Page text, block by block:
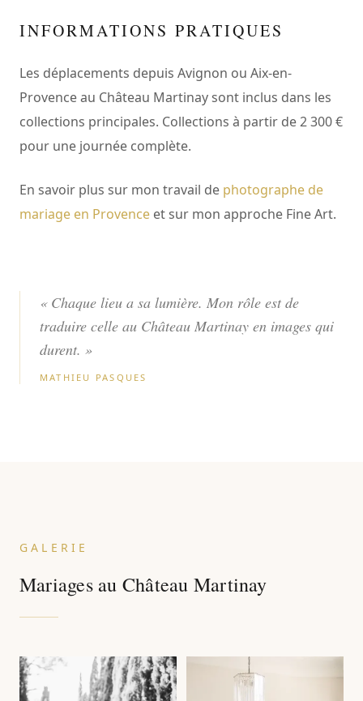
INFORMATIONS PRATIQUES
Les déplacements depuis Avignon ou Aix-en-
Provence au Château Martinay sont inclus dans les
collections principales. Collections à partir de 2 300 €
pour une journée complète.
En savoir plus sur mon travail de photographe de
mariage en Provence et sur mon approche Fine Art.
« Chaque lieu a sa lumière. Mon rôle est de
traduire celle au Château Martinay en images qui
durent. »
MATHIEU PASQUES
GALERIE
Mariages au Château Martinay